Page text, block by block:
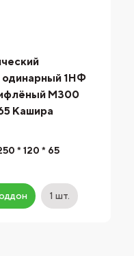
одинарный 1НФ
М300
Кашира
* 120 * 65
1 шт.